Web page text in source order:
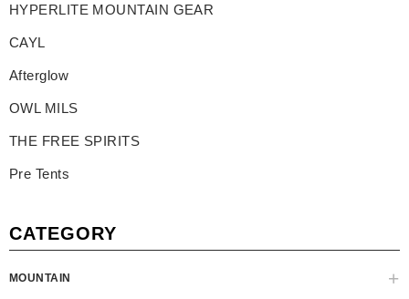
HYPERLITE MOUNTAIN GEAR
CAYL
Afterglow
OWL MILS
THE FREE SPIRITS
Pre Tents
CATEGORY
MOUNTAIN